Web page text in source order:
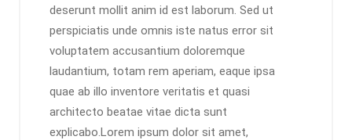
deserunt mollit anim id est laborum. Sed ut
perspiciatis unde omnis iste natus error sit
voluptatem accusantium doloremque
laudantium, totam rem aperiam, eaque ipsa
quae ab illo inventore veritatis et quasi
architecto beatae vitae dicta sunt
explicabo.Lorem ipsum dolor sit amet,